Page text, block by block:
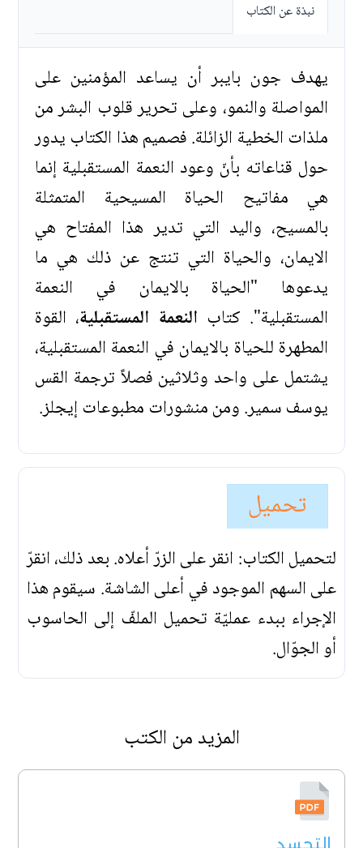
نبذة عن الكتاب
يهدف جون بايبر أن يساعد المؤمنين على
المواصلة والنمو، وعلى تحرير قلوب البشر من
ملذات الخطية الزائلة. فصميم هذا الكتاب يدور
حول قناعاته بأنّ وعود النعمة المستقبلية إنما
هي مفاتيح الحياة المسيحية المتمثلة
بالمسيح، واليد التي تدير هذا المفتاح هي
الايمان، والحياة التي تنتج عن ذلك هي ما
يدعوها "الحياة بالايمان في النعمة
المستقبلية". كتاب النعمة المستقبلية، القوة
المطهرة للحياة بالايمان في النعمة المستقبلية،
يشتمل على واحد وثلاثين فصلاً ترجمة القس
يوسف سمير. ومن منشورات مطبوعات إيجلز.
تحميل
لتحميل الكتاب: انقر على الزرّ أعلاه. بعد ذلك، انقرّ
على السهم الموجود في أعلى الشاشة. سيقوم هذا
الإجراء ببدء عمليّة تحميل الملفّ إلى الحاسوب
أو الجوّال.
المزيد من الكتب
التجسد